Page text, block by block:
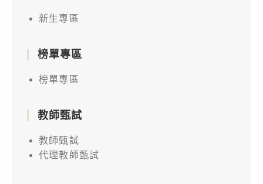
新生專區
榜單專區
榜單專區
教師甄試
教師甄試
代理教師甄試